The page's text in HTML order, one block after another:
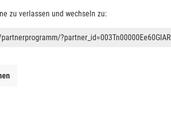
zu verlassen und wechseln zu:
?partner_id=003Tn00000Ee60GIAR